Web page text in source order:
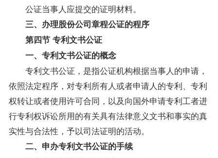
公证当事人应提交的证明材料。
三、办理股份公司章程公证的程序
第四节 专利文书公证
一、专利文书公证的概念
专利文书公证，是指公证机构根据当事人的申请，
依照法定程序，对专利所有人或者申请人的专利、专利
权转让或者使用许可合同，以及向国外申请专利工者进
行专利权诉讼所用的有关具有法律意义文书和事实的真
实性与合法性，予以司法证明的活动。
二、申办专利文书公证的手续